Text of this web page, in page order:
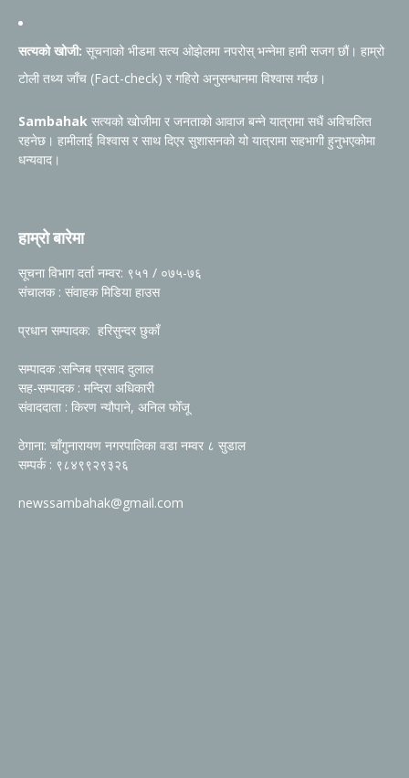
सत्यको खोजी: सूचनाको भीडमा सत्य ओझेलमा नपरोस् भन्नेमा हामी सजग छौं। हाम्रो
टोली तथ्य जाँच (Fact-check) र गहिरो अनुसन्धानमा विश्वास गर्दछ।
Sambahak सत्यको खोजीमा र जनताको आवाज बन्ने यात्रामा सधैं अविचलित
रहनेछ। हामीलाई विश्वास र साथ दिएर सुशासनको यो यात्रामा सहभागी हुनुभएकोमा
धन्यवाद।
हाम्रो बारेमा
सूचना विभाग दर्ता नम्वर: ९५१ / ०७५-७६
संचालक : संवाहक मिडिया हाउस
प्रधान सम्पादक: हरिसुन्दर छुकाँ
सम्पादक :सन्जिब प्रसाद दुलाल
सह-सम्पादक : मन्दिरा अधिकारी
संवाददाता : किरण न्यौपाने, अनिल फोँजू
ठेगाना: चाँगुनारायण नगरपालिका वडा नम्वर ८ सुडाल
सम्पर्क : ९८४९९२९३२६
newssambahak@gmail.com